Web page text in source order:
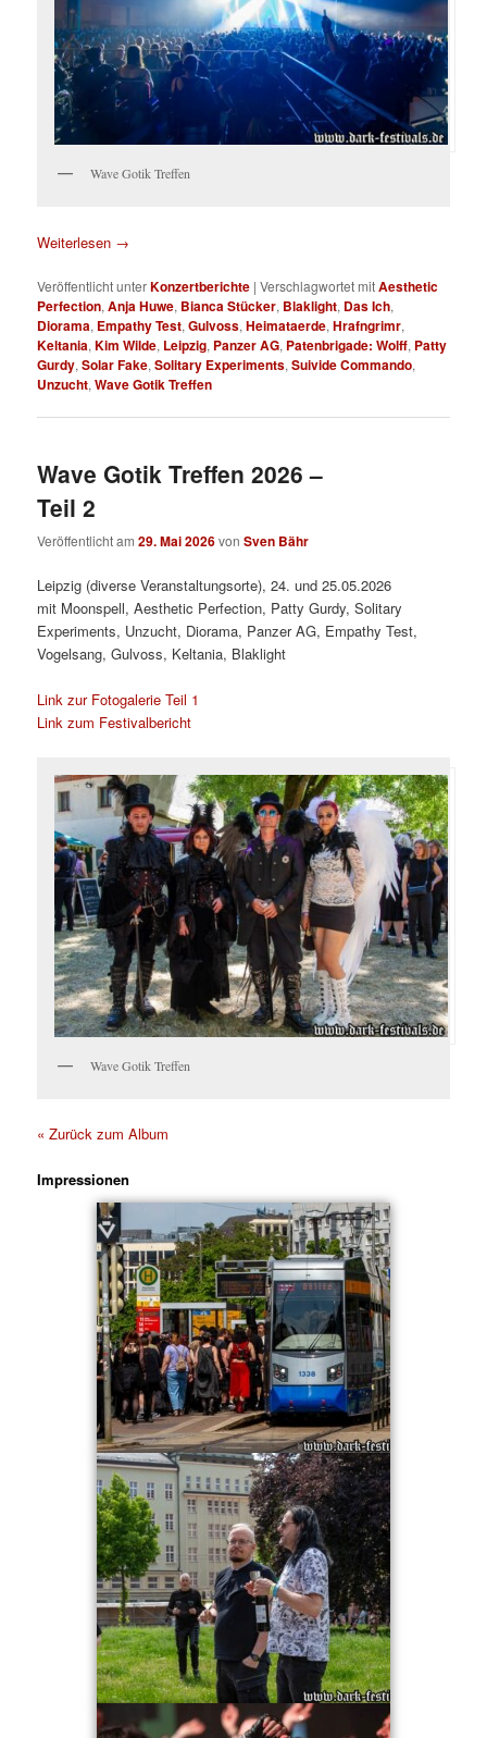
Wave Gotik Treffen
Weiterlesen →
Veröffentlicht unterKonzertberichte |Verschlagwortet mitAesthetic
Perfection,Anja Huwe, Bianca Stücker, Blaklight, Das Ich,
Diorama, Empathy Test,Gulvoss,Heimataerde,Hrafngrimr,
Keltania,Kim Wilde, Leipzig, Panzer AG, Patenbrigade: Wolff, Patty
Gurdy,Solar Fake,Solitary Experiments,Suivide Commando,
Unzucht,Wave Gotik Treffen
Wave Gotik Treffen 2026 –
Teil 2
Veröffentlicht am29. Mai 2026vonSven Bähr
Leipzig (diverse Veranstaltungsorte), 24. und 25.05.2026
mit Moonspell, Aesthetic Perfection, Patty Gurdy, Solitary
Experiments, Unzucht, Diorama, Panzer AG, Empathy Test,
Vogelsang, Gulvoss, Keltania, Blaklight
Link zur Fotogalerie Teil 1
Link zum Festivalbericht
Wave Gotik Treffen
« Zurück zum Album
Impressionen